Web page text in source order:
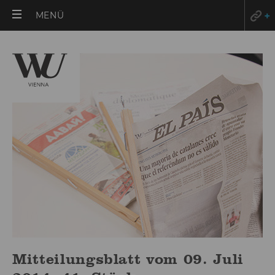
MENÜ
Mitteilungsblatt vom 09. Juli